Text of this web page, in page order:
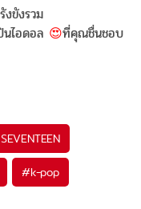
งขังรวม
ไอดอล 😍ที่คุณชื่นชอบ
SEVENTEEN
#k-pop